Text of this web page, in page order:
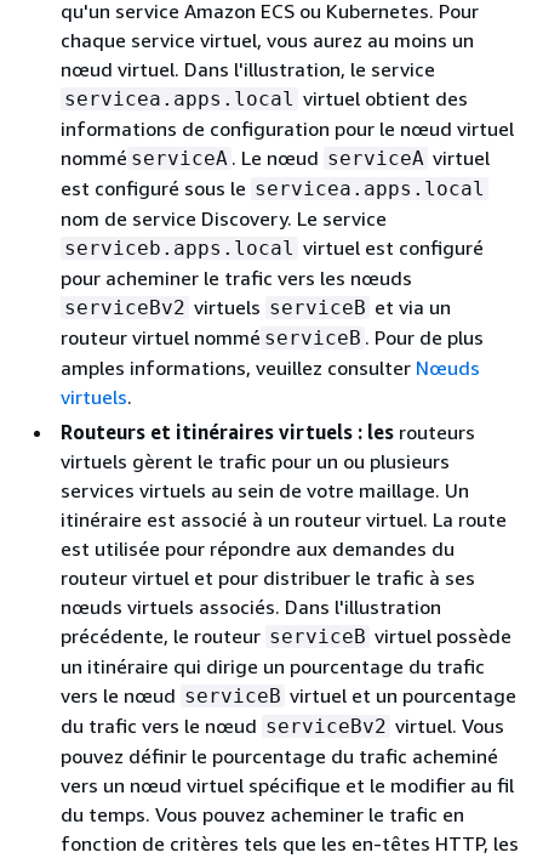
qu'un service Amazon ECS ou Kubernetes. Pour
chaque service virtuel, vous aurez au moins un
nœud virtuel. Dans l'illustration, le service
servicea.apps.local virtuel obtient des
informations de configuration pour le nœud virtuel
nommé serviceA . Le nœud serviceA virtuel
est configuré sous le servicea.apps.local
nom de service Discovery. Le service
serviceb.apps.local virtuel est configuré
pour acheminer le trafic vers les nœuds
serviceBv2 virtuels serviceB et via un
routeur virtuel nommé serviceB . Pour de plus
amples informations, veuillez consulter Nœuds
virtuels.
Routeurs et itinéraires virtuels : les routeurs
virtuels gèrent le trafic pour un ou plusieurs
services virtuels au sein de votre maillage. Un
itinéraire est associé à un routeur virtuel. La route
est utilisée pour répondre aux demandes du
routeur virtuel et pour distribuer le trafic à ses
nœuds virtuels associés. Dans l'illustration
précédente, le routeur serviceB virtuel possède
un itinéraire qui dirige un pourcentage du trafic
vers le nœud serviceB virtuel et un pourcentage
du trafic vers le nœud serviceBv2 virtuel. Vous
pouvez définir le pourcentage du trafic acheminé
vers un nœud virtuel spécifique et le modifier au fil
du temps. Vous pouvez acheminer le trafic en
fonction de critères tels que les en-têtes HTTP, les